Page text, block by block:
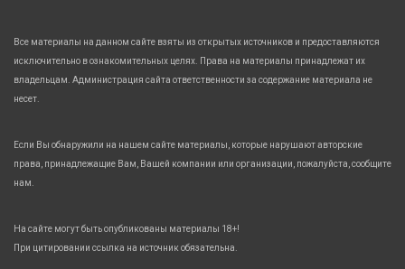
Все материалы на данном сайте взяты из открытых источников и предоставляются
исключительно в ознакомительных целях. Права на материалы принадлежат их
владельцам. Администрация сайта ответственности за содержание материала не
несет.
Если Вы обнаружили на нашем сайте материалы, которые нарушают авторские
права, принадлежащие Вам, Вашей компании или организации, пожалуйста, сообщите
нам.
На сайте могут быть опубликованы материалы 18+!
При цитировании ссылка на источник обязательна.